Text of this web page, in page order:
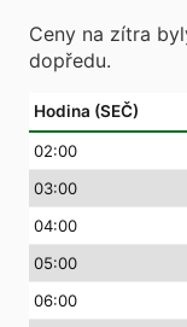
Ceny na zítra
dopředu.
Hodina (SEČ)
02:00
03:00
04:00
05:00
06:00